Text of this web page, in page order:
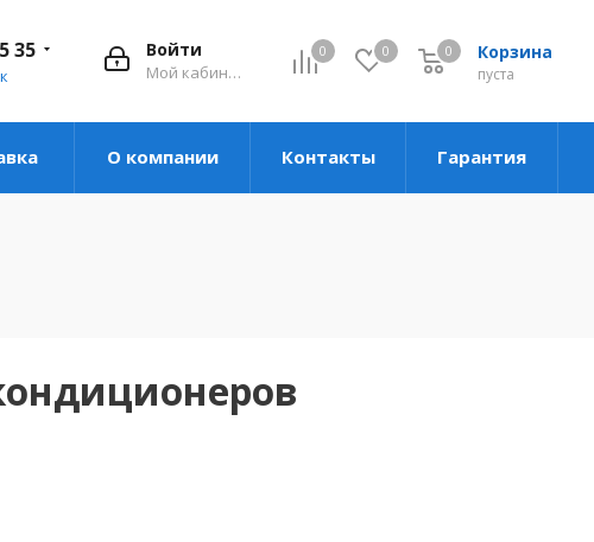
0 0 Корзина
пуста
0
Войти
Мой кабинет
35
О компании Контакты Гарантия